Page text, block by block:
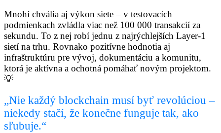
Mnohí chvália aj výkon siete – v testovacích
podmienkach zvládla viac než 100 000 transakcií za
sekundu. To z nej robí jednu z najrýchlejších Layer-1
sietí na trhu. Rovnako pozitívne hodnotia aj
infraštruktúru pre vývoj, dokumentáciu a komunitu,
ktorá je aktívna a ochotná pomáhať novým projektom.
💡
„Nie každý blockchain musí byť revolúciou –
niekedy stačí, že konečne funguje tak, ako
sľubuje.“